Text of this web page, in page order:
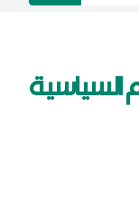
السياسية